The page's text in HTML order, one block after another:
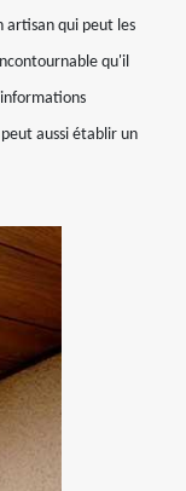
artisan qui peut les
qu'il
aussi établir un